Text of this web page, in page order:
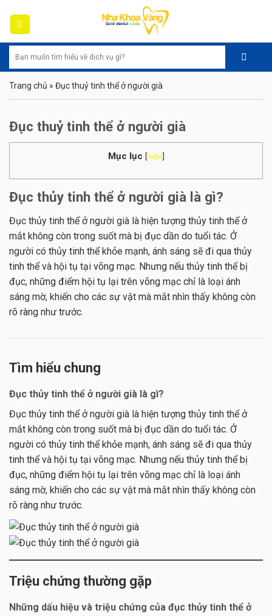
content
Trang chủ » Đục thuỷ tinh thể ở người già
Đục thuỷ tinh thể ở người già
Mục lục [hide]
Đục thủy tinh thể ở người già là gì?
Đục thủy tinh thể ở người già là hiện tượng thủy tinh thể ở
mắt không còn trong suốt mà bị đục dần do tuổi tác. Ở
người có thủy tinh thể khỏe mạnh, ánh sáng sẽ đi qua thủy
tinh thể và hội tụ tại võng mạc. Nhưng nếu thủy tinh thể bị
đục, những điểm hội tụ lại trên võng mạc chỉ là loại ánh
sáng mờ, khiến cho các sự vật mà mắt nhìn thấy không còn
rõ ràng như trước.
Tìm hiểu chung
Đục thủy tinh thể ở người già là gì?
Đục thủy tinh thể ở người già là hiện tượng thủy tinh thể ở
mắt không còn trong suốt mà bị đục dần do tuổi tác. Ở
người có thủy tinh thể khỏe mạnh, ánh sáng sẽ đi qua thủy
tinh thể và hội tụ tại võng mạc. Nhưng nếu thủy tinh thể bị
đục, những điểm hội tụ lại trên võng mạc chỉ là loại ánh
sáng mờ, khiến cho các sự vật mà mắt nhìn thấy không còn
rõ ràng như trước.
Triệu chứng thường gặp
Những dấu hiệu và triệu chứng của đục thủy tinh thể ở